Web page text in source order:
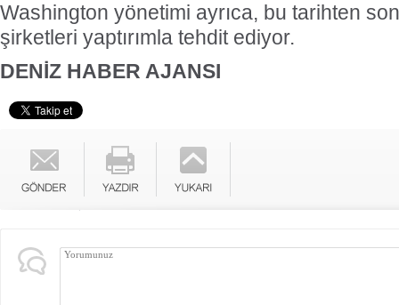
Washington yönetimi ayrıca, bu tarihten
şirketleri yaptırımla tehdit ediyor.
DENİZ HABER AJANSI